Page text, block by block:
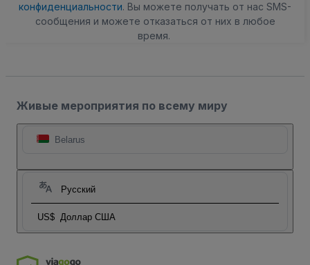
конфиденциальности. Вы можете получать от нас SMS-
сообщения и можете отказаться от них в любое
время.
Живые мероприятия по всему миру
Belarus
Русский
US$ Доллар США